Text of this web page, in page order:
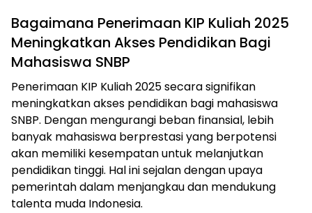
Bagaimana Penerimaan KIP Kuliah 2025
Meningkatkan Akses Pendidikan Bagi
Mahasiswa SNBP
Penerimaan KIP Kuliah 2025 secara signifikan
meningkatkan akses pendidikan bagi mahasiswa
SNBP. Dengan mengurangi beban finansial, lebih
banyak mahasiswa berprestasi yang berpotensi
akan memiliki kesempatan untuk melanjutkan
pendidikan tinggi. Hal ini sejalan dengan upaya
pemerintah dalam menjangkau dan mendukung
talenta muda Indonesia.